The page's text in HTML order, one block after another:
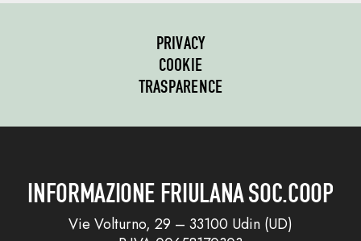
PRIVACY
COOKIE
TRASPARENCE
INFORMAZIONE FRIULANA SOC.COOP
Vie Volturno, 29 – 33100 Udin (UD)